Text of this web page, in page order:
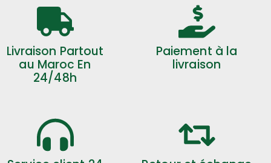
Livraison Partout
au Maroc En
24/48h
Paiement à la
livraison